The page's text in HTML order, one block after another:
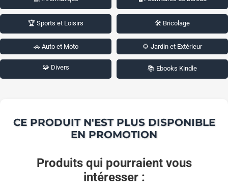
🏆 Sports et Loisirs 🛠️ Bricolage
🚗 Auto et Moto 🌻 Jardin et Extérieur
🧩 Divers 📚 Ebooks Kindle
CE PRODUIT N'EST PLUS DISPONIBLE
EN PROMOTION
Produits qui pourraient vous
intéresser :